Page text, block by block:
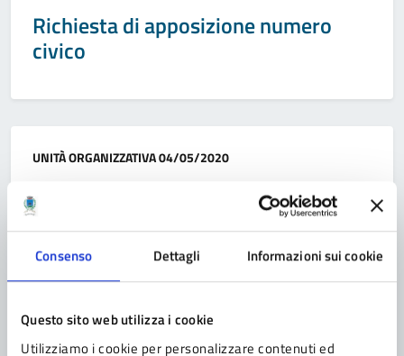
Consenso Dettagli Informazioni sui cookie
Questo sito web utilizza i cookie
Utilizziamo i cookie per personalizzare contenuti ed
Richiesta di apposizione numero
civico
Categoria:
UNITÀ ORGANIZZATIVA04/05/2020
Unità Operativa Elettorale
Ufficio Servizi Demografici